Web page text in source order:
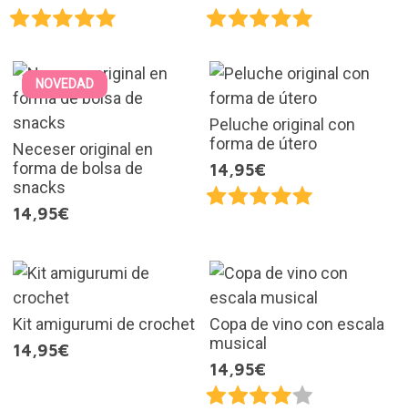
NOVEDAD
Neceser original en
forma de bolsa de
snacks
14,95€
Peluche original con
forma de útero
14,95€
Kit amigurumi de crochet
14,95€
Copa de vino con escala
musical
14,95€